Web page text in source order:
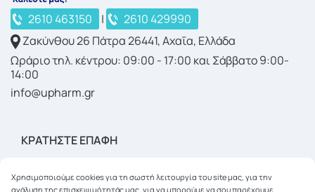
2610 463150 |
2610 429990
Ζακύνθου 26 Πάτρα 26441, Αχαΐα, Ελλάδα
Ωράριο τηλ. κέντρου: 09:00 - 17:00 και Σάββατο 9:00-
14:00
info@upharm.gr
ΚΡΑΤΉΣΤΕ ΕΠΑΦΉ
Χρησιμοποιούμε cookies για τη σωστή λειτουργία του site μας, για την
ανάλυση της επισκεψιμότητάς μας, για να μπορούμε να σου παρέχουμε